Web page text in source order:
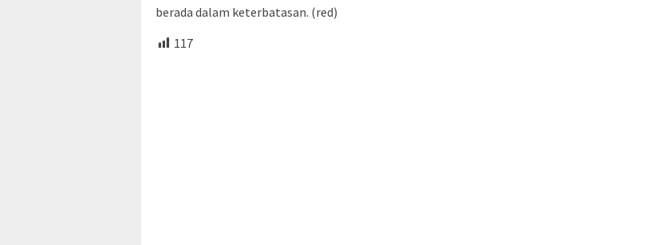
berada dalam keterbatasan. (red)
117